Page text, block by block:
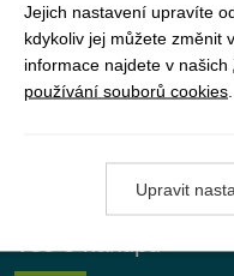
Registrujte se k
Jejich nastavení upravíte
kdykoliv jej můžete změnit
informace najdete v našich
používání souborů cookies
Upravit